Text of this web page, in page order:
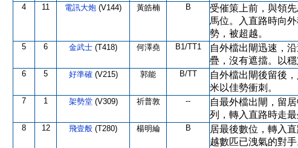
4 11 電訊大炮 (V144) 黃皓楠 B
受催策上前，與領
馬位。入直路時向
勢，被超越。
5 6 金武士 (T418) 何澤堯 B1/TT1
自外檔出閘迅速，
疊，沒有遮擋。以
6 5 好準確 (V215) 郭能 B/TT
自外檔出閘後留後
米以佳勢衝刺。
7 1 架勢堂 (V309) 祈普敦 --
自最外檔出閘，留
列，轉入直路時走
8 12 飛壹般 (T280) 楊明綸 B
居最後數位，轉入
越數匹已洩氣的對手